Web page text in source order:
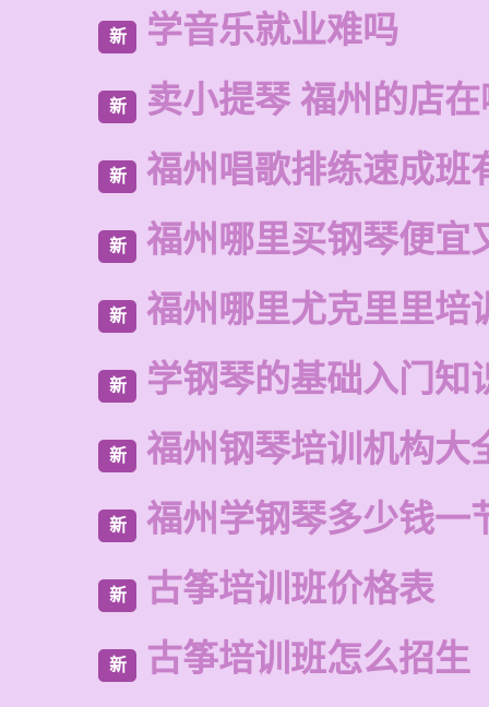
新 学音乐就业难吗
新 卖小提琴 福州的店
新 福州唱歌排练速成班
新 福州哪里买钢琴便宜
新 福州哪里尤克里里培
新 学钢琴的基础入门知
新 福州钢琴培训机构大
新 福州学钢琴多少钱一
新 古筝培训班价格表
新 古筝培训班怎么招生